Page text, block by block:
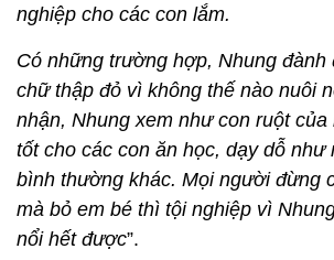
nghiệp cho các con lắm.
Có những trường hợp, Nhung đành
chữ thập đỏ vì không thế nào nuôi
nhận, Nhung xem như con ruột
tốt cho các con ăn học, dạy dỗ như
bình thường khác. Mọi người đừng
mà bỏ em bé thì tội nghiệp vì
nổi hết được”.